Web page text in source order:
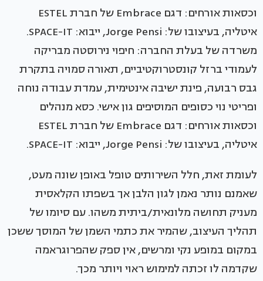
משרדה של בעלת החברה: חיפוי נירוסטה מבריקה
לעמודי ברזל קונסטרוקטיביים, תאורה סמויה בתקרת
גבס רבועה, פינת ישיבה אינטימית, עמדת עבודה נוחה
ופריטי נוי כסופים המוסיפים גון אישי. כסא מנהלים
וכסאות אורחים: דגם Embrace של חברת ESTEL
איטליה, בעיצובו של: Jorge Pensi, ייבוא: SPACE-IT.
לעומת זאת, חלל השירותים טופל באופן שונה מעט,
שאמנם נותר נאמן לגון הלבן אך בשפתו הקלאסית
מעניק תחושה מלונאית/ביתית משהו. עם סיומו של
תהליך העיצוב, שהמיר את כתמי השמן של המוסך ששכן
במקום במופע נקי ומרשים, אין ספק שהפרוגראמה
שקדמה לו זכתה למימוש ראוי ויותר מכך.